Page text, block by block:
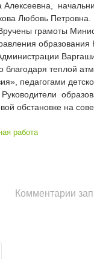
Любовь
грамоты
образования
благодаря теплой
педагогами
обстановке на
работа
Комментарии